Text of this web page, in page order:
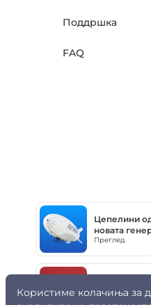
Користиме колачиња за
Поддршка
FAQ
Цепелини
новата
Преглед
Преглед